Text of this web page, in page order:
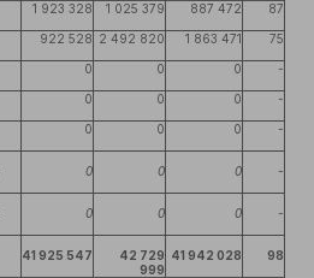
1 923 328 1 025 379 887 472 87
922 528 2 492 820 1 863 471 75
0 0 0 -
0 0 0 -
0 0 0 -
0 0 0 -
0 0 0 -
41 925 547
42 729
999
41 942 028 98